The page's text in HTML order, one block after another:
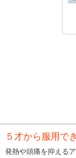
５才から服用で
発熱や頭痛を抑える